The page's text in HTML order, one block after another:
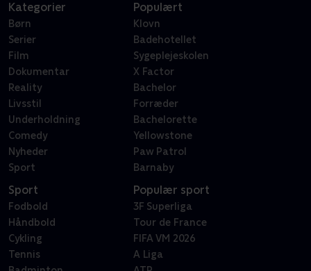
Kategorier
Børn
Serier
Film
Dokumentar
Reality
Livsstil
Underholdning
Comedy
Nyheder
Sport
Populært
Klovn
Badehotellet
Sygeplejeskolen
X Factor
Bachelor
Forræder
Bachelorette
Yellowstone
Paw Patrol
Barnaby
Sport
Fodbold
Håndbold
Cykling
Tennis
Populær sport
3F Superliga
Tour de France
FIFA VM 2026
A Liga